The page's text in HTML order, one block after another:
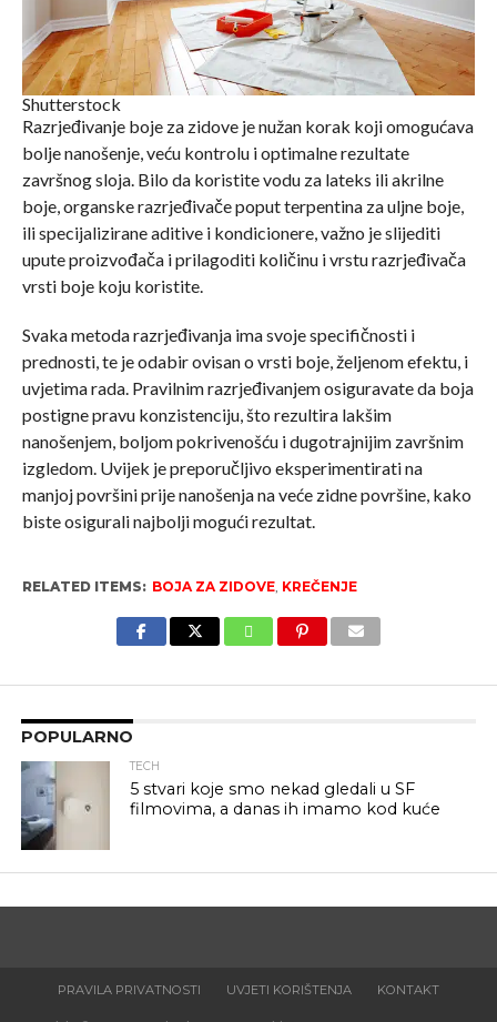
Shutterstock
Razrjeđivanje boje za zidove je nužan korak koji omogućava
bolje nanošenje, veću kontrolu i optimalne rezultate
završnog sloja. Bilo da koristite vodu za lateks ili akrilne
boje, organske razrjeđivače poput terpentina za uljne boje,
ili specijalizirane aditive i kondicionere, važno je slijediti
upute proizvođača i prilagoditi količinu i vrstu razrjeđivača
vrsti boje koju koristite.
Svaka metoda razrjeđivanja ima svoje specifičnosti i
prednosti, te je odabir ovisan o vrsti boje, željenom efektu, i
uvjetima rada. Pravilnim razrjeđivanjem osiguravate da boja
postigne pravu konzistenciju, što rezultira lakšim
nanošenjem, boljom pokrivenošću i dugotrajnijim završnim
izgledom. Uvijek je preporučljivo eksperimentirati na
manjoj površini prije nanošenja na veće zidne površine, kako
biste osigurali najbolji mogući rezultat.
RELATED ITEMS: BOJA ZA ZIDOVE, KREČENJE
POPULARNO
TECH
5 stvari koje smo nekad gledali u SF
filmovima, a danas ih imamo kod kuće
PRAVILA PRIVATNOSTI UVJETI KORIŠTENJA KONTAKT